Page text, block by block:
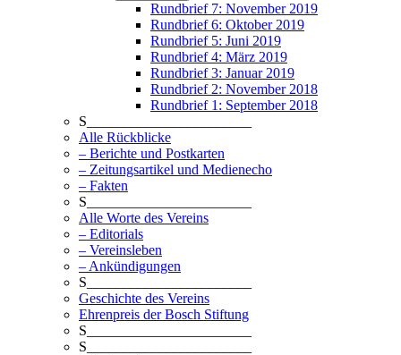
Rundbrief 7: November 2019
Rundbrief 6: Oktober 2019
Rundbrief 5: Juni 2019
Rundbrief 4: März 2019
Rundbrief 3: Januar 2019
Rundbrief 2: November 2018
Rundbrief 1: September 2018
S_______________________
Alle Rückblicke
– Berichte und Postkarten
– Zeitungsartikel und Medienecho
– Fakten
S_______________________
Alle Worte des Vereins
– Editorials
– Vereinsleben
– Ankündigungen
S_______________________
Geschichte des Vereins
Ehrenpreis der Bosch Stiftung
S_______________________
S_______________________